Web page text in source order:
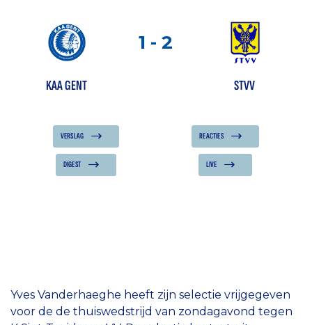
1 - 2
KAA GENT STVV
VERSLAG REACTIES
DIGEST LIVE
Yves Vanderhaeghe heeft zijn selectie vrijgegeven
voor de de thuiswedstrijd van zondagavond tegen